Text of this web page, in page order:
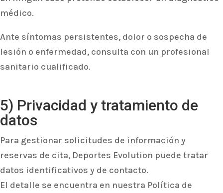
médico.
Ante síntomas persistentes, dolor o sospecha de
lesión o enfermedad, consulta con un profesional
sanitario cualificado.
5) Privacidad y tratamiento de
datos
Para gestionar solicitudes de información y
reservas de cita, Deportes Evolution puede tratar
datos identificativos y de contacto.
El detalle se encuentra en nuestra Política de